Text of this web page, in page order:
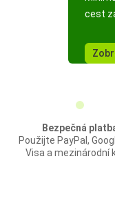
cest
Bezpečná
Použijte PayPal,
Visa a mezinárodní